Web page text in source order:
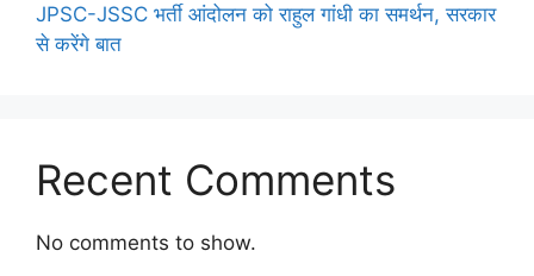
JPSC-JSSC भर्ती आंदोलन को राहुल गांधी का समर्थन, सरकार
से करेंगे बात
Recent Comments
No comments to show.